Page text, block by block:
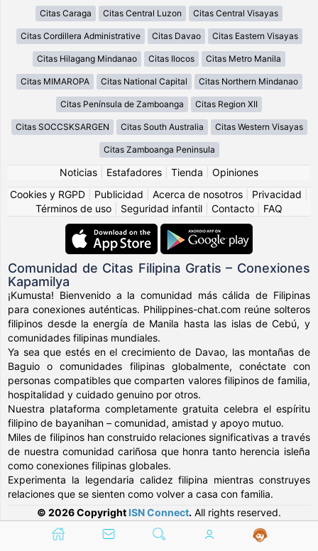
Citas Caraga Citas Central Luzon Citas Central Visayas
Citas Cordillera Administrative Citas Davao Citas Eastern Visayas
Citas Hilagang Mindanao Citas Ilocos Citas Metro Manila
Citas MIMAROPA Citas National Capital Citas Northern Mindanao
Citas Península de Zamboanga Citas Region XII
Citas SOCCSKSARGEN Citas South Australia Citas Western Visayas
Citas Zamboanga Peninsula
Noticias Estafadores Tienda
Opiniones
Cookies y RGPD
Publicidad Acerca de nosotros Privacidad
Términos de uso
Seguridad infantil Contacto FAQ
Comunidad de Citas Filipina Gratis – Conexiones
Kapamilya
¡Kumusta! Bienvenido a la comunidad más cálida de Filipinas
para conexiones auténticas. Philippines-chat.com reúne solteros
filipinos desde la energía de Manila hasta las islas de Cebú, y
comunidades filipinas mundiales.
Ya sea que estés en el crecimiento de Davao, las montañas de
Baguio o comunidades filipinas globalmente, conéctate con
personas compatibles que comparten valores filipinos de familia,
hospitalidad y cuidado genuino por otros.
Nuestra plataforma completamente gratuita celebra el espíritu
filipino de bayanihan – comunidad, amistad y apoyo mutuo.
Miles de filipinos han construido relaciones significativas a través
de nuestra comunidad cariñosa que honra tanto herencia isleña
como conexiones filipinas globales.
Experimenta la legendaria calidez filipina mientras construyes
relaciones que se sienten como volver a casa con familia.
© 2026 Copyright ISN Connect. All rights reserved.